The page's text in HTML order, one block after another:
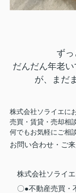
ずっ
だんだん年老
が、まだ
株式会社ソライエに
売買・賃貸・売却相
何でもお気軽にご相
お問い合わせ・ご
株式会社ソライエ
〇●不動産売買・